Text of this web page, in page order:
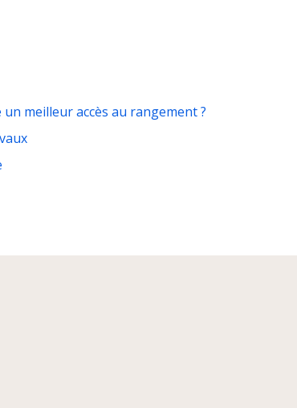
meilleur accès au rangement ?